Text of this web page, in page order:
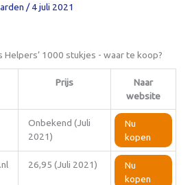
/4 juli 2021
Helpers’ 1000 stukjes - waar te koop?
Prijs
Naar
website
Onbekend (Juli
2021)
Nu
kopen
26,95 (Juli 2021)
Nu
kopen